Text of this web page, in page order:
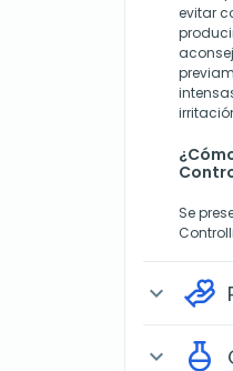
evitar
Se
expand_more
expand_more